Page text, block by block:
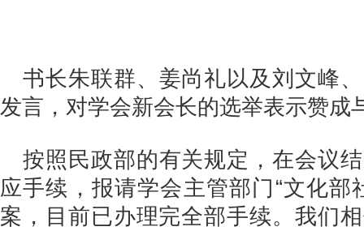
书长朱联群、姜尚礼以及刘文峰
发言，对学会新会长的选举表示赞成
按照民政部的有关规定，在会议
应手续，报请学会主管部门“文化部
案，目前已办理完全部手续。我们